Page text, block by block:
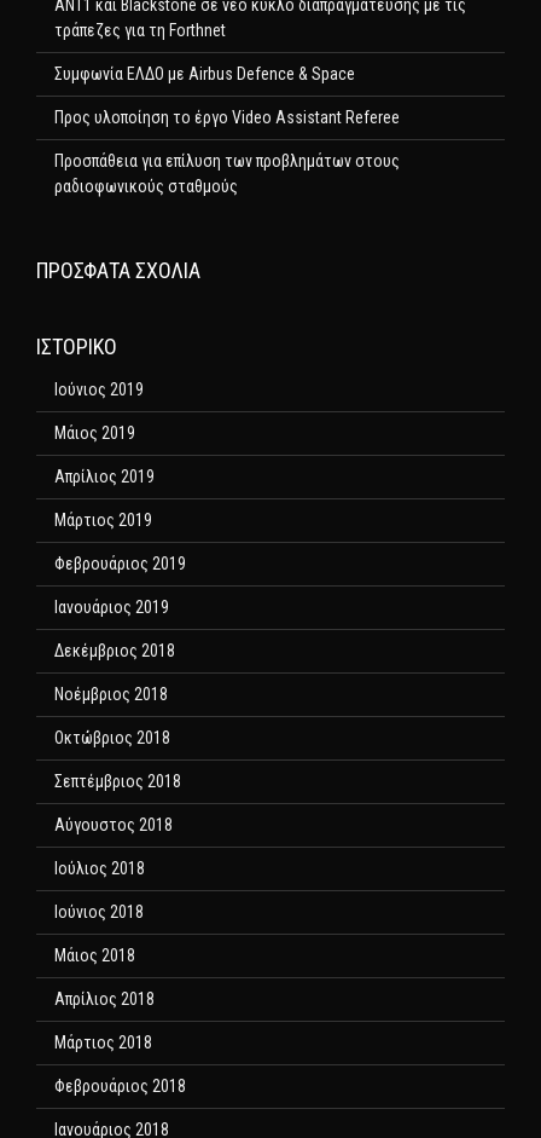
ΑΝΤ1 και Blackstone σε νέο κύκλο διαπραγμάτευσης με τις
τράπεζες για τη Forthnet
Συμφωνία ΕΛΔΟ με Airbus Defence & Space
Προς υλοποίηση το έργο Video Assistant Referee
Προσπάθεια για επίλυση των προβλημάτων στους
ραδιοφωνικούς σταθμούς
ΠΡΌΣΦΑΤΑ ΣΧΌΛΙΑ
ΙΣΤΟΡΙΚΌ
Ιούνιος 2019
Μάιος 2019
Απρίλιος 2019
Μάρτιος 2019
Φεβρουάριος 2019
Ιανουάριος 2019
Δεκέμβριος 2018
Νοέμβριος 2018
Οκτώβριος 2018
Σεπτέμβριος 2018
Αύγουστος 2018
Ιούλιος 2018
Ιούνιος 2018
Μάιος 2018
Απρίλιος 2018
Μάρτιος 2018
Φεβρουάριος 2018
Ιανουάριος 2018